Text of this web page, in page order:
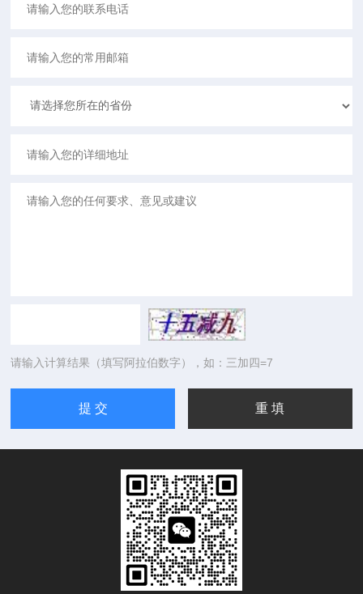
请输入计算结果（填写阿拉伯数字），如：三加四=7